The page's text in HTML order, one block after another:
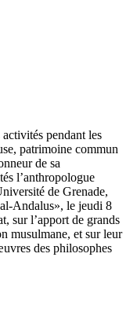
pendant les
patrimoine commun
de sa
l’anthropologue
de Grenade,
Andalus», le jeudi 8
sur l’apport de grands
musulmane, et sur leur
des philosophes